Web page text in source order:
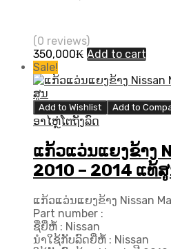
(0 reviews)
350,000₭ Add to cart
Sale!
Add to Wishlist Add to
ອາໄຫຼ່ໂຕຖັງລົດ
ແກ້ວແວ່ນແຍງຂ້າງ
2010 – 2014 ແທ້
ແກ້ວແວ່ນແຍງຂ້າງ Nissan
Part number :
ຊື່ຍີ່ຫໍ້ : Nissan
ນຳໃຊ້ກັບລົດຍີ່ຫໍ້ : Nissan